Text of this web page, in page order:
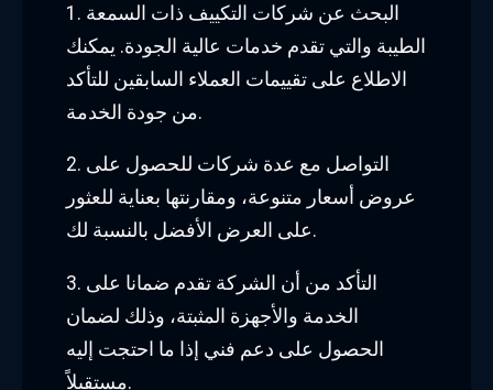
1. البحث عن شركات التكييف ذات السمعة
الطيبة والتي تقدم خدمات عالية الجودة. يمكنك
الاطلاع على تقييمات العملاء السابقين للتأكد
من جودة الخدمة.
2. التواصل مع عدة شركات للحصول على
عروض أسعار متنوعة، ومقارنتها بعناية للعثور
على العرض الأفضل بالنسبة لك.
3. التأكد من أن الشركة تقدم ضمانا على
الخدمة والأجهزة المثبتة، وذلك لضمان
الحصول على دعم فني إذا ما احتجت إليه
مستقبلاً.